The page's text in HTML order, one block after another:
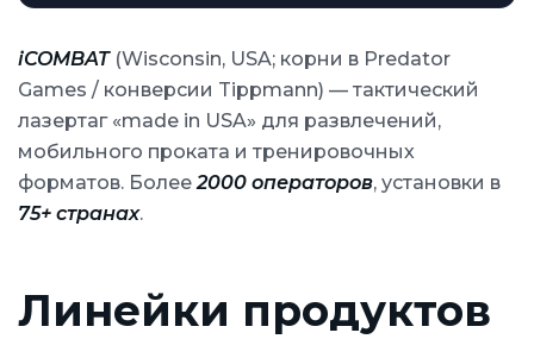
iCOMBAT(Wisconsin, USA; корни в Predator
Games / конверсии Tippmann) — тактический
лазертаг «made in USA» для развлечений,
мобильного проката и тренировочных
форматов. Более2000 операторов, установки в
75+ странах.
Линейки продуктов